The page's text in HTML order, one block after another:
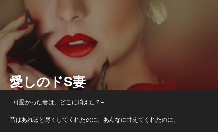
愛しのドS妻
−可愛かった妻は、どこに消えた？–
昔はあれほど尽くしてくれたのに。あんなに甘えてくれたのに。